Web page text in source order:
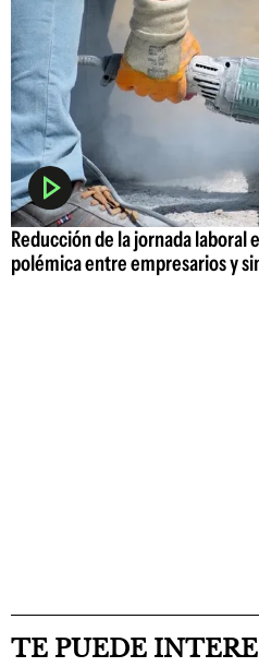
Reducción de la jornada laboral
polémica entre empresarios y
TE PUEDE